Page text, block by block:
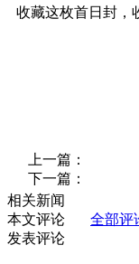
收藏这枚首日封，
上一篇：
下一篇：
相关新闻
本文评论
全部评
发表评论